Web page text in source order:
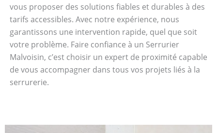
vous proposer des solutions fiables et durables à des
tarifs accessibles. Avec notre expérience, nous
garantissons une intervention rapide, quel que soit
votre problème. Faire confiance à un Serrurier
Malvoisin, c’est choisir un expert de proximité capable
de vous accompagner dans tous vos projets liés à la
serrurerie.